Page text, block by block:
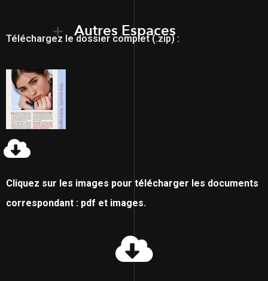
Autres Espaces
Téléchargez le dossier complet (.zip) :
Cliquez sur les images pour télécharger les documents
correspondant : pdf et images.